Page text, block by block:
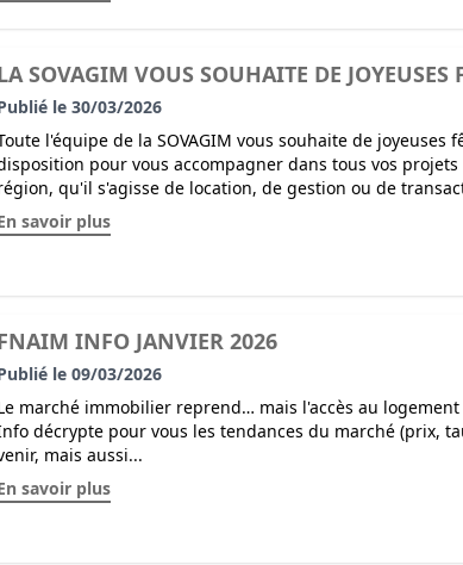
SOVAGIM VOUS SOUHAITE DE JOYEUSES
le 30/03/2026
l'équipe de la SOVAGIM vous souhaite de joyeuses
pour vous accompagner dans tous vos
qu'il s'agisse de location, de gestion ou de
savoir plus
INFO JANVIER 2026
le 09/03/2026
marché immobilier reprend… mais l'accès au
décrypte pour vous les tendances du marché (prix,
mais aussi...
savoir plus